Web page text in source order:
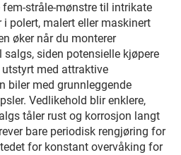
stråle-mønstre til intrikate
polert, malert eller maskinert
øker når du monterer
siden potensielle kjøpere
utstyrt med attraktive
biler med grunnleggende
Vedlikehold blir enklere,
tåler rust og korrosjon langt
bare periodisk rengjøring for
for konstant overvåking for